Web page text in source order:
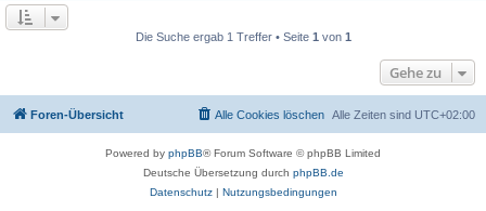
Die Suche ergab 1 Treffer • Seite 1 von 1
Gehe zu
Foren-Übersicht Alle Zeiten sind UTC+02:00
Alle Cookies löschen
Powered by phpBB® Forum Software © phpBB Limited
Deutsche Übersetzung durch phpBB.de
Datenschutz| Nutzungsbedingungen